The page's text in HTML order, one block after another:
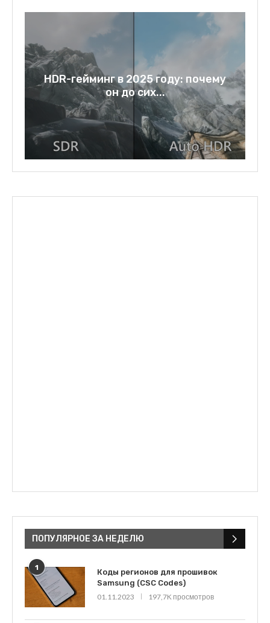
HDR-гейминг в 2025 году: почему
он до сих...
ПОПУЛЯРНОЕ ЗА НЕДЕЛЮ
1
Коды регионов для прошивок
Samsung (CSC Codes)
01.11.2023
197,7K просмотров